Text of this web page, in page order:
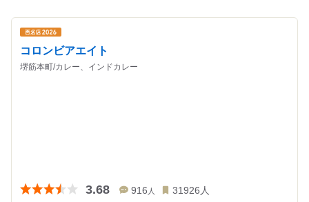
コロンビアエイト
堺筋本町/カレー、インドカレー
3.68 916 人 31926人